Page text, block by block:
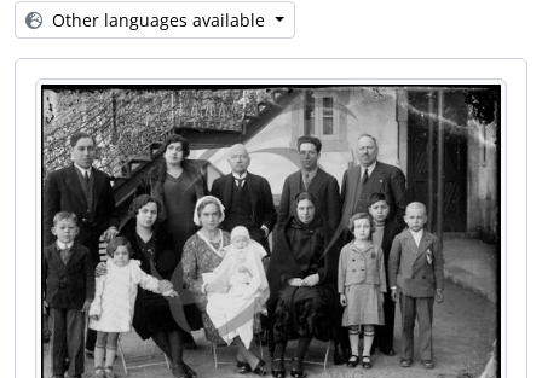
[Part] PATRIMÓNIO
[Part] INSTITUIÇÕES
[Part] ASSOCIAÇÕES
[Part] EMPRESAS
[Series] Álbuns de fotografias
[Series] Livros de registo de clientes
Other languages available